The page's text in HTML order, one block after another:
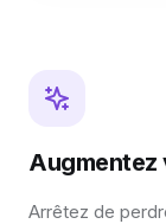
Arrêtez de